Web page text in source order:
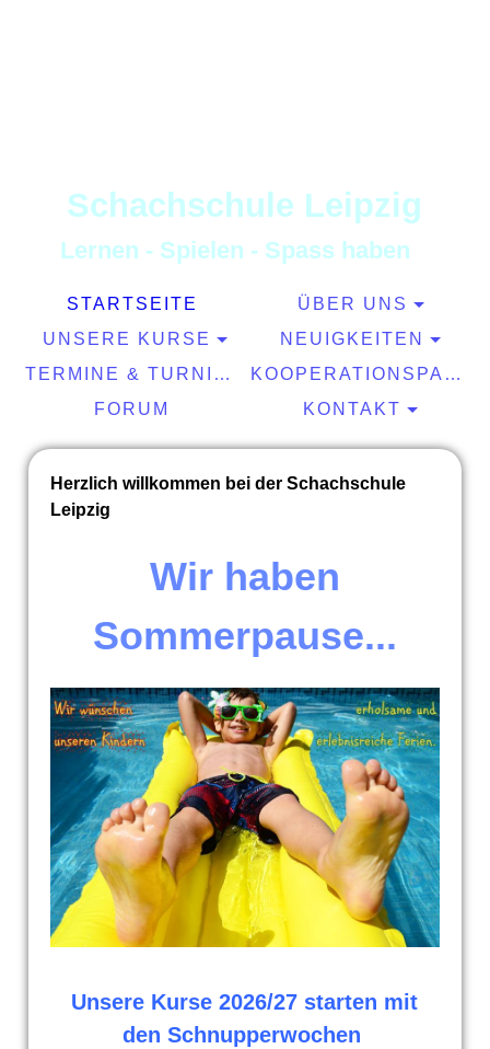
Schachschule Leipzig
Lernen - Spielen - Spass haben
STARTSEITE
ÜBER UNS
UNSERE KURSE
NEUIGKEITEN
TERMINE & TURNIERE
KOOPERATIONSPARTNER
FORUM
KONTAKT
Herzlich willkommen bei der Schachschule
Leipzig
Wir haben
Sommerpause...
Unsere Kurse 2026/27 starten mit
den Schnupperwochen